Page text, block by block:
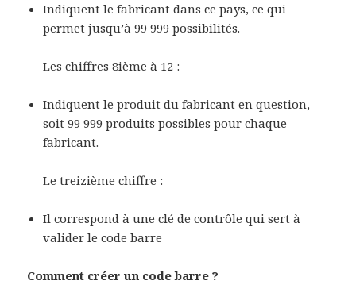
Indiquent le fabricant dans ce pays, ce qui
permet jusqu’à 99 999 possibilités.
Les chiffres 8ième à 12 :
Indiquent le produit du fabricant en question,
soit 99 999 produits possibles pour chaque
fabricant.
Le treizième chiffre :
Il correspond à une clé de contrôle qui sert à
valider le code barre
Comment créer un code barre ?